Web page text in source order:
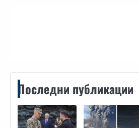
Последни публикации